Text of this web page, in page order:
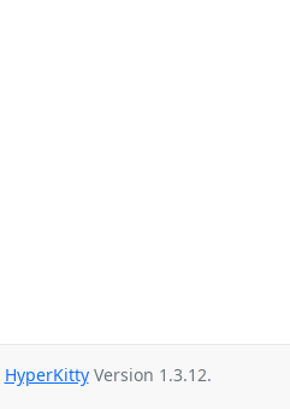
HyperKittyVersion 1.3.12.